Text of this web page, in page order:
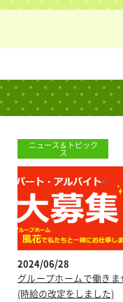
ニュース＆トピック
ス
2024/06/28
グループホームで働きま
(時給の改定をしました)